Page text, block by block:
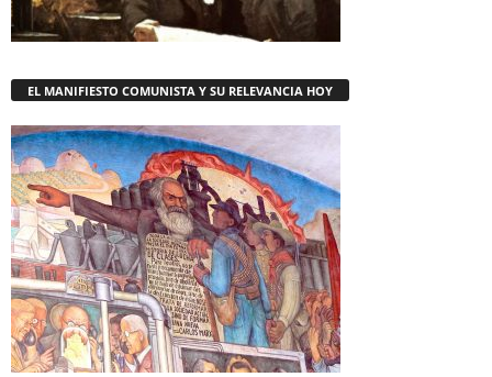
EL MANIFIESTO COMUNISTA Y SU RELEVANCIA HOY